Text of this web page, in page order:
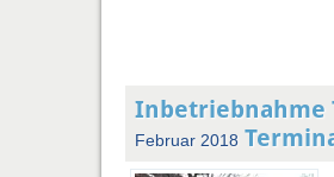
Inbetriebnahme
Februar 2018